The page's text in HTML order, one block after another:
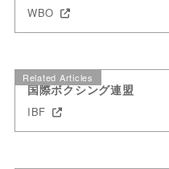
WBO
Related Articles
国際ボクシング連盟
IBF